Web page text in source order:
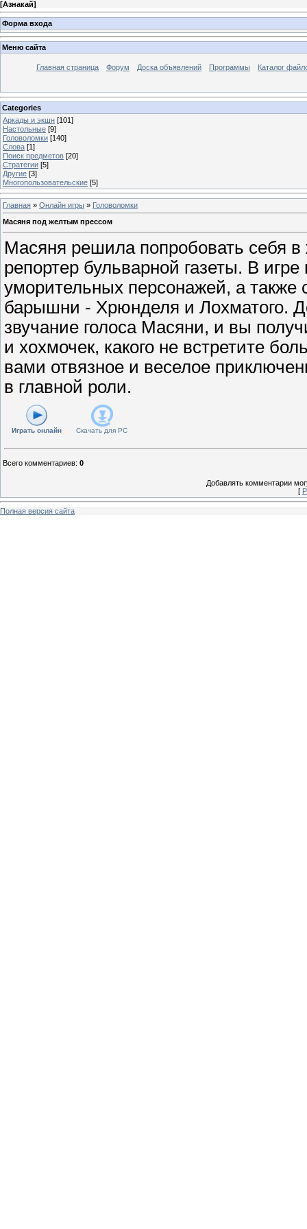
[Азнакай]
Форма входа
Меню сайта
Главная страница Форум Доска объявлений Программы Каталог
Categories
Аркады и экшн [101]
Настольные [9]
Головоломки [140]
Слова [1]
Поиск предметов [20]
Стратегии [5]
Другие [3]
Многопользовательские [5]
Главная » Онлайн игры » Головоломки
Масяня под желтым прессом
Масяня решила попробовать себя в
репортер бульварной газеты. В
уморительных персонажей, а также
барышни - Хрюнделя и Лохматого.
звучание голоса Масяни, и вы
и хохмочек, какого не встретите
вами отвязное и веселое
в главной роли.
Играть онлайн Скачать для PC
Всего комментариев: 0
Добавлять комментарии
[
Полная версия сайта